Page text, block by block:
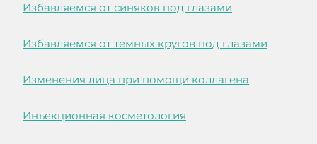
Избавляемся от синяков под глазами
Избавляемся от темных кругов под глазами
Изменения лица при помощи коллагена
Инъекционная косметология